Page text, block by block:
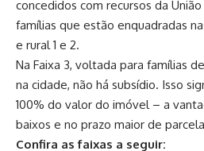
concedidos com recursos da
famílias que estão enquadradas
e rural 1 e 2.
Na Faixa 3, voltada para famílias
na cidade, não há subsídio. Isso
100% do valor do imóvel – a
baixos e no prazo maior de
Confira as faixas a seguir: